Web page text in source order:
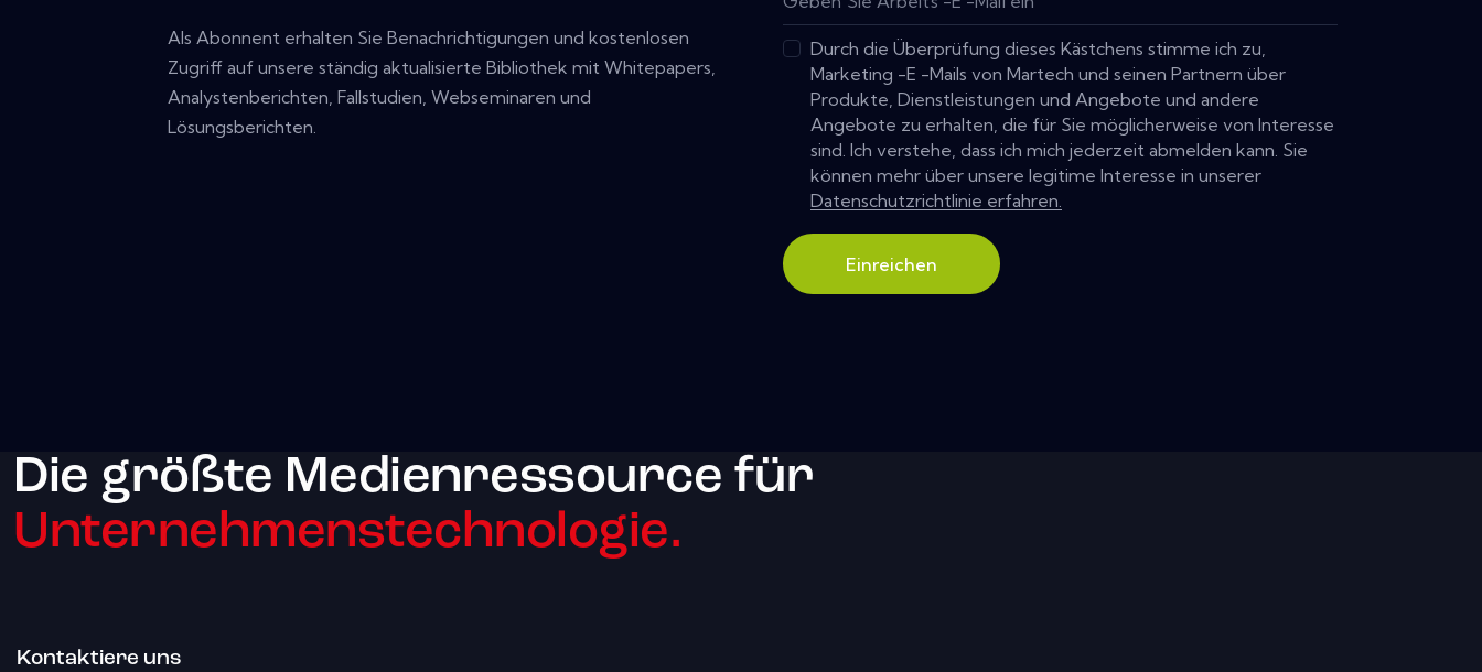
Als Abonnent erhalten Sie Benachrichtigungen und kostenlosen
Zugriff auf unsere ständig aktualisierte Bibliothek mit Whitepapers,
Analystenberichten, Fallstudien, Webseminaren und
Lösungsberichten.
Durch die Überprüfung dieses Kästchens stimme ich zu,
Marketing -E -Mails von Martech und seinen Partnern über
Produkte, Dienstleistungen und Angebote und andere
Angebote zu erhalten, die für Sie möglicherweise von Interesse
sind. Ich verstehe, dass ich mich jederzeit abmelden kann. Sie
können mehr über unsere legitime Interesse in unserer
Datenschutzrichtlinie erfahren.
Einreichen
Die größte Medienressource für
Unternehmenstechnologie.
Kontaktiere uns